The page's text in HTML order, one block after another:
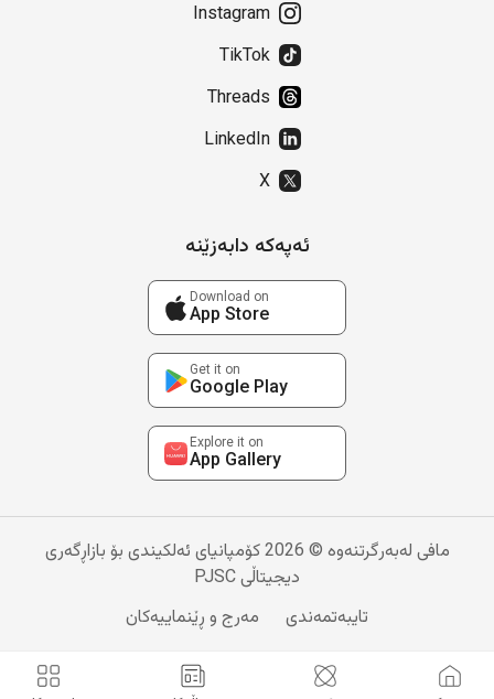
Instagram
TikTok
Threads
LinkedIn
X
ئەپەکە دابەزێنە
Download on
App Store
Get it on
Google Play
Explore it on
App Gallery
مافی لەبەرگرتنەوە © 2026 کۆمپانیای ئەلکیندی بۆ بازاڕگەری
دیجیتاڵی PJSC
تایبەتمەندی
مەرج و ڕێنماییەکان